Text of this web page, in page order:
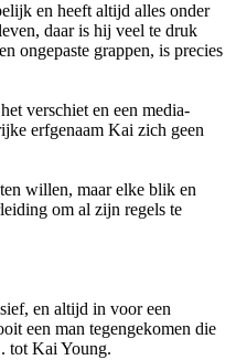
en heeft altijd alles onder
daar is hij veel te druk
ongepaste grappen, is precies
verschiet en een media-
erfgenaam Kai zich geen
willen, maar elke blik en
om al zijn regels te
en altijd in voor een
een man tegengekomen die
tot Kai Young.